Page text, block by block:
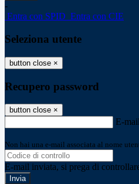
-
Entra con SPID Entra con CIE
Seleziona utente
button close ×
Recupero password
button close ×
E-mail
Non hai una e-mail associata al nome
E-mail inviata, si prega di